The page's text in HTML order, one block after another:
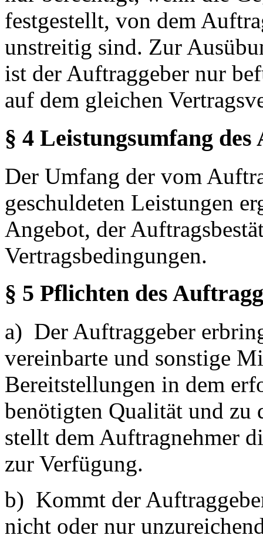
festgestellt, von dem
unstreitig sind. Zur
ist der Auftraggeber nur
auf dem gleichen
§ 4 Leistungsumfang
Der Umfang der vom
geschuldeten Leistungen
Angebot, der
Vertragsbedingungen.
§ 5 Pflichten des
a) Der Auftraggeber
vereinbarte und sonstige
Bereitstellungen in dem
benötigten Qualität und zu
stellt dem Auftragnehmer
zur Verfügung.
b) Kommt der
nicht oder nur